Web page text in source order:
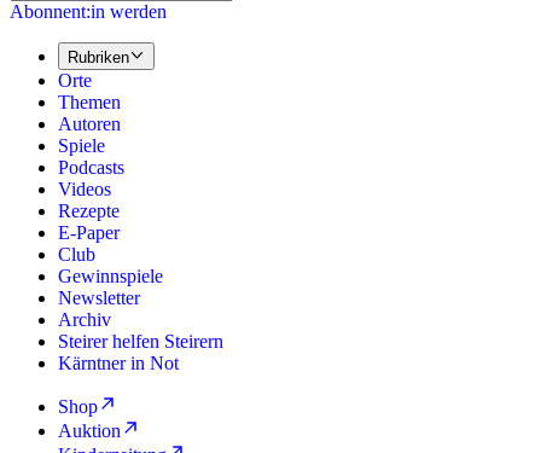
Abonnent:in werden
Rubriken
Orte
Themen
Autoren
Spiele
Podcasts
Videos
Rezepte
E-Paper
Club
Gewinnspiele
Newsletter
Archiv
Steirer helfen Steirern
Kärntner in Not
Shop
Auktion